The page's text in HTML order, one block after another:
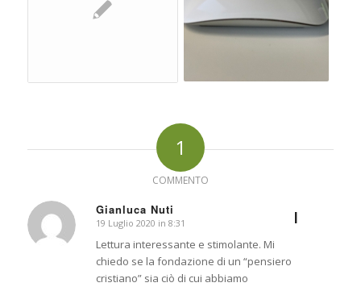
1
COMMENTO
Gianluca Nuti
dice:
19 Luglio 2020 in 8:31
Lettura interessante e stimolante. Mi
chiedo se la fondazione di un “pensiero
cristiano” sia ciò di cui abbiamo
I